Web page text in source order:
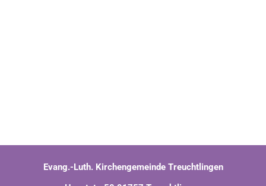
Evang.-Luth. Kirchengemeinde Treuchtlingen